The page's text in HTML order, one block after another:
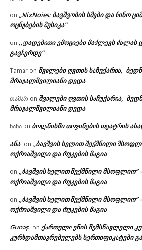
on „NixNoies: ბავშვობის ხმები და ნინო
ოცნებების მუსიკა“
on ,,დადებითი ემოციები მაძლევს ძალას
გავჩერდე“
Tamar on შვილები ღვთის საჩუქარია,
მრავალშვილიანი დედა
თამარ on შვილები ღვთის საჩუქარია,
მრავალშვილიანი დედა
ნანა on ბოლნისში თოჯინების თეატრის
ანა on „ბავშვის ხელით შექმნილი
ოქრიაშვილი და რუკების მაგია
on „ბავშვის ხელით შექმნილი
ოქრიაშვილი და რუკების მაგია
on „ბავშვის ხელით შექმნილი
ოქრიაშვილი და რუკების მაგია
Gunəş on ქართული ენის შემსწავლელი
კურსდამთავრებულებს სერთიფიკატები